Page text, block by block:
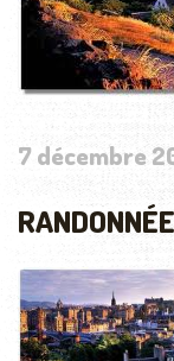
7 décembre